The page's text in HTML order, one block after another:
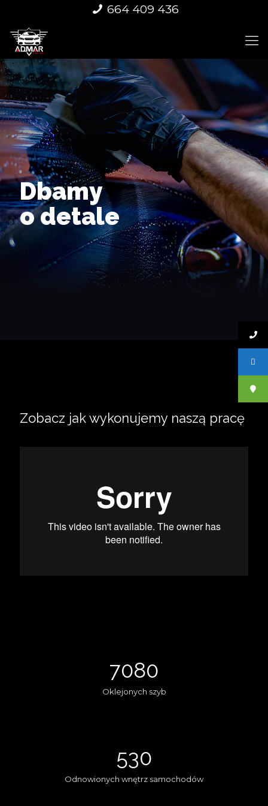
664 409 436
Dbamy
o detale
Zobacz jak wykonujemy naszą pracę
7080
Oklejonych szyb
530
Odnowionych wnętrz samochodów